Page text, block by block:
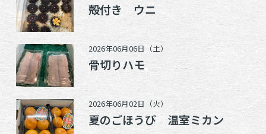
殻付き ウニ
2026年06月06日（土）
骨切りハモ
2026年06月02日（火）
夏のごほうび 温室ミカン